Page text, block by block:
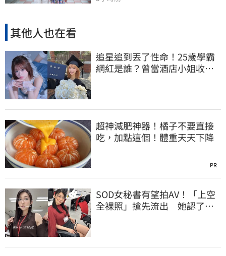
其他人也在看
追星追到丟了性命！25歲學霸
網紅是誰？曾當酒店小姐收入
超神減肥神器！橘子不要直接
吃，加點這個！體重天天下降
PR
SOD女秘書有望拍AV！「上空
全裸照」搶先流出 她認了：